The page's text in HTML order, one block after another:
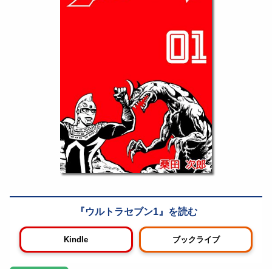
ウルトラセブン1
Kindle ブックライブ